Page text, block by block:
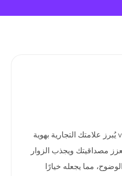
اختيار اسم نطاق .vision يُبرز علامتك التجارية بهوية
مصداقيتك ويجذب الزوار
مما يجعله خيارًا